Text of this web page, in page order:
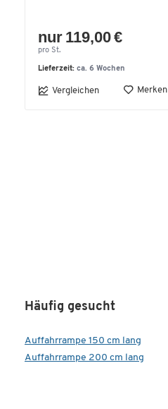
nur 119,00 €
pro St.
Lieferzeit: ca. 6 Wochen
Vergleichen Merken
Häufig gesucht
Auffahrrampe 150 cm lang
Auffahrrampe 200 cm lang